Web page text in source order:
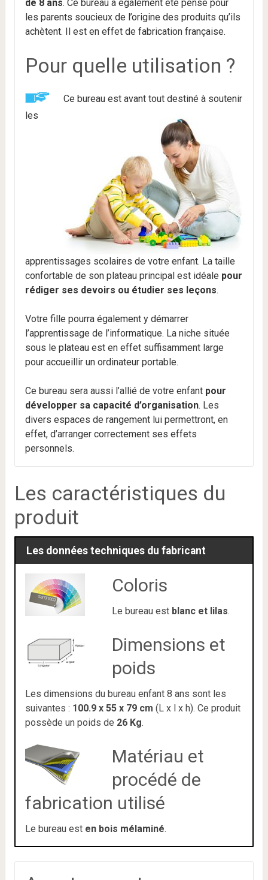
de 8 ans. Ce bureau a également été pensé pour
les parents soucieux de l’origine des produits qu’ils
achètent. Il est en effet de fabrication française.
Pour quelle utilisation ?
Ce bureau est avant tout destiné à soutenir
les
apprentissages scolaires de votre enfant. La taille
confortable de son plateau principal est idéale pour
rédiger ses devoirs ou étudier ses leçons.
Votre fille pourra également y démarrer
l’apprentissage de l’informatique. La niche située
sous le plateau est en effet suffisamment large
pour accueillir un ordinateur portable.
Ce bureau sera aussi l’allié de votre enfant pour
développer sa capacité d’organisation. Les
divers espaces de rangement lui permettront, en
effet, d’arranger correctement ses effets
personnels.
Les caractéristiques du
produit
Les données techniques du fabricant
Coloris
Le bureau est blanc et lilas.
Dimensions et
poids
Les dimensions du bureau enfant 8 ans sont les
suivantes : 100.9 x 55 x 79 cm (L x l x h). Ce produit
possède un poids de 26 Kg.
Matériau et
procédé de
fabrication utilisé
Le bureau est en bois mélaminé.